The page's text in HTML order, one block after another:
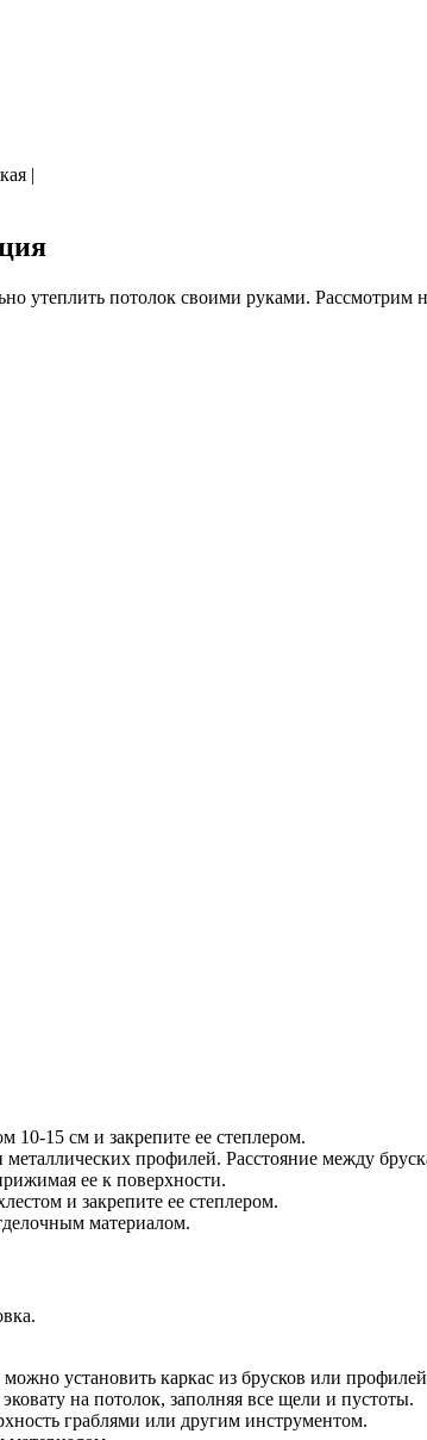
|
утеплить потолок своими руками. Рассмотрим
15 см и закрепите ее степлером.
профилей. Расстояние между
ее к поверхности.
и закрепите ее степлером.
материалом.
установить каркас из брусков или
на потолок, заполняя все щели и пустоты.
граблями или другим инструментом.